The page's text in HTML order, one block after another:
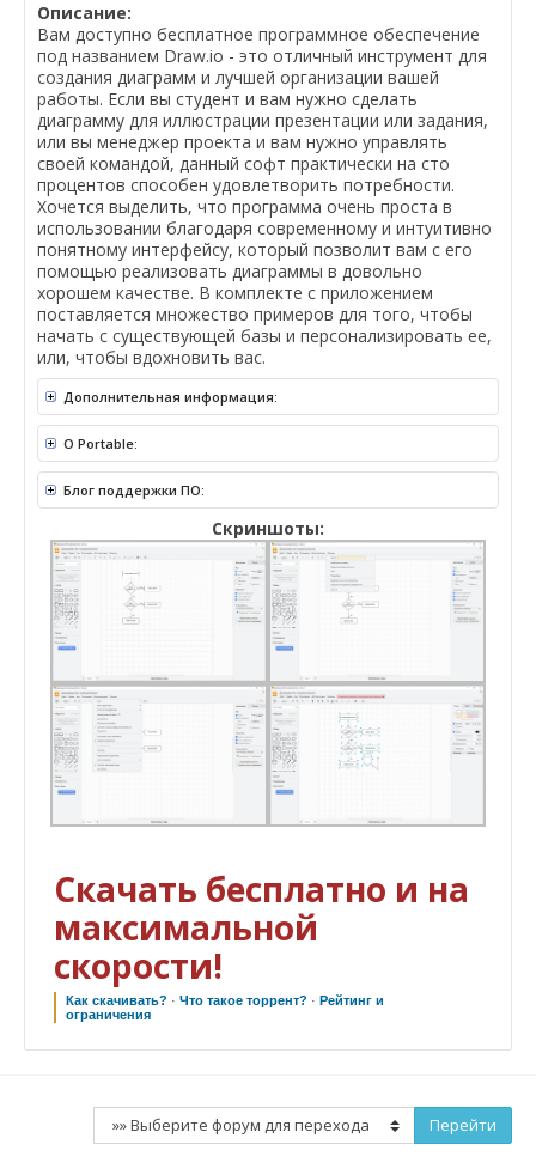
Описание:
Вам доступно бесплатное программное обеспечение
под названием Draw.io - это отличный инструмент для
создания диаграмм и лучшей организации вашей
работы. Если вы студент и вам нужно сделать
диаграмму для иллюстрации презентации или задания,
или вы менеджер проекта и вам нужно управлять
своей командой, данный софт практически на сто
процентов способен удовлетворить потребности.
Хочется выделить, что программа очень проста в
использовании благодаря современному и интуитивно
понятному интерфейсу, который позволит вам с его
помощью реализовать диаграммы в довольно
хорошем качестве. В комплекте с приложением
поставляется множество примеров для того, чтобы
начать с существующей базы и персонализировать ее,
или, чтобы вдохновить вас.
Дополнительная информация:
O Portable:
Блог поддержки ПО:
Скриншоты:
Скачать бесплатно и на
максимальной
скорости!
Как скачивать? ·Что такое торрент? · Рейтинг и
ограничения